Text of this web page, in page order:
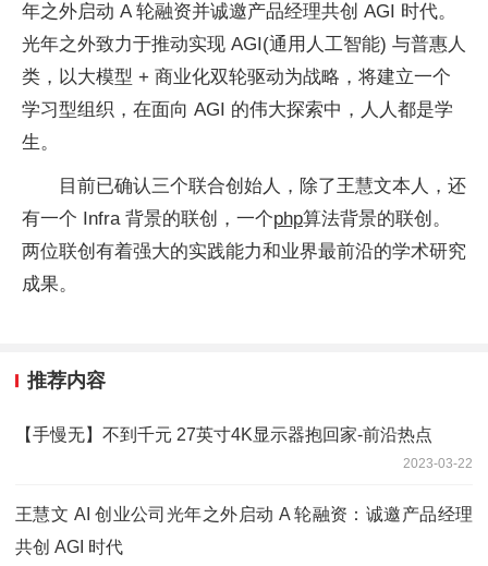
年之外启动 A 轮融资并诚邀产品经理共创 AGI 时代。
光年之外致力于推动实现 AGI(通用人工智能) 与普惠人
类，以大模型 + 商业化双轮驱动为战略，将建立一个
学习型组织，在面向 AGI 的伟大探索中，人人都是学
生。
目前已确认三个联合创始人，除了王慧文本人，还
有一个 Infra 背景的联创，一个php算法背景的联创。
两位联创有着强大的实践能力和业界最前沿的学术研究
成果。
推荐内容
【手慢无】不到千元 27英寸4K显示器抱回家-前沿热点
2023-03-22
王慧文 AI 创业公司光年之外启动 A 轮融资：诚邀产品经理
共创 AGI 时代